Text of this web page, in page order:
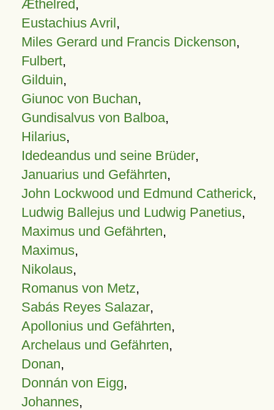
Æthelred,
Eustachius Avril,
Miles Gerard und Francis Dickenson,
Fulbert,
Gilduin,
Giunoc von Buchan,
Gundisalvus von Balboa,
Hilarius,
Idedeandus und seine Brüder,
Januarius und Gefährten,
John Lockwood und Edmund Catherick,
Ludwig Ballejus und Ludwig Panetius,
Maximus und Gefährten,
Maximus,
Nikolaus,
Romanus von Metz,
Sabás Reyes Salazar,
Apollonius und Gefährten,
Archelaus und Gefährten,
Donan,
Donnán von Eigg,
Johannes,